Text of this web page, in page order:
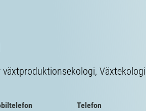
Växtekologi
Telefon